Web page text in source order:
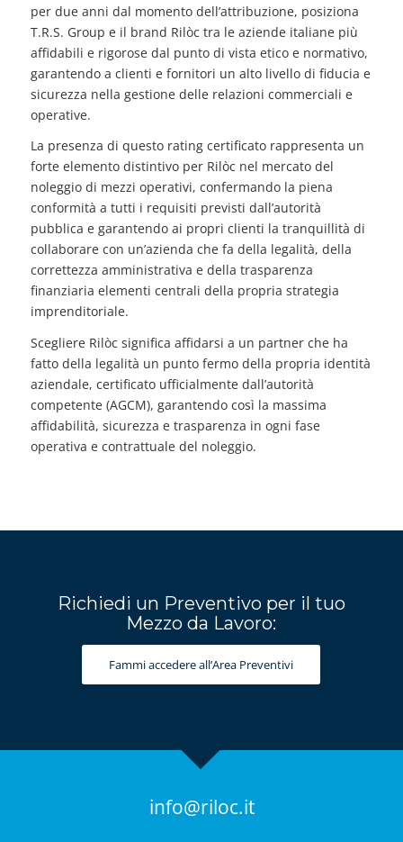
per due anni dal momento dell’attribuzione, posiziona
T.R.S. Group e il brand Rilòc tra le aziende italiane più
affidabili e rigorose dal punto di vista etico e normativo,
garantendo a clienti e fornitori un alto livello di fiducia e
sicurezza nella gestione delle relazioni commerciali e
operative.
La presenza di questo rating certificato rappresenta un
forte elemento distintivo per Rilòc nel mercato del
noleggio di mezzi operativi, confermando la piena
conformità a tutti i requisiti previsti dall’autorità
pubblica e garantendo ai propri clienti la tranquillità di
collaborare con un’azienda che fa della legalità, della
correttezza amministrativa e della trasparenza
finanziaria elementi centrali della propria strategia
imprenditoriale.
Scegliere Rilòc significa affidarsi a un partner che ha
fatto della legalità un punto fermo della propria identità
aziendale, certificato ufficialmente dall’autorità
competente (AGCM), garantendo così la massima
affidabilità, sicurezza e trasparenza in ogni fase
operativa e contrattuale del noleggio.
Richiedi un Preventivo per il tuo
Mezzo da Lavoro:
Fammi accedere all’Area Preventivi
info@riloc.it